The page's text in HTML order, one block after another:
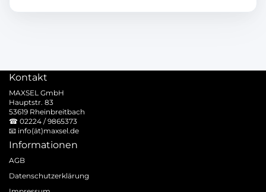
Kontakt
MAXSEL GmbH
Hauptstr. 83
53619 Rheinbreitbach
☎ 02224 / 9865373
📧 info(ät)maxsel.de
Informationen
AGB
Datenschutzerklärung